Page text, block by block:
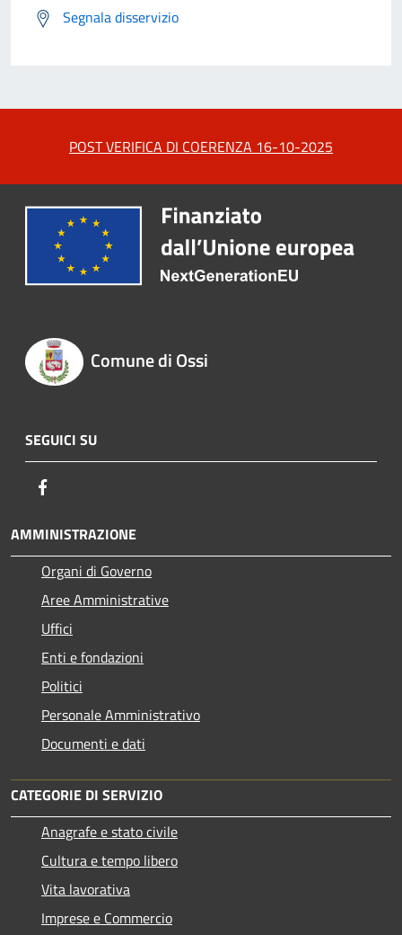
Segnala disservizio
POST VERIFICA DI COERENZA 16-10-2025
Comune di Ossi
SEGUICI SU
AMMINISTRAZIONE
Organi di Governo
Aree Amministrative
Uffici
Enti e fondazioni
Politici
Personale Amministrativo
Documenti e dati
CATEGORIE DI SERVIZIO
Anagrafe e stato civile
Cultura e tempo libero
Vita lavorativa
Imprese e Commercio